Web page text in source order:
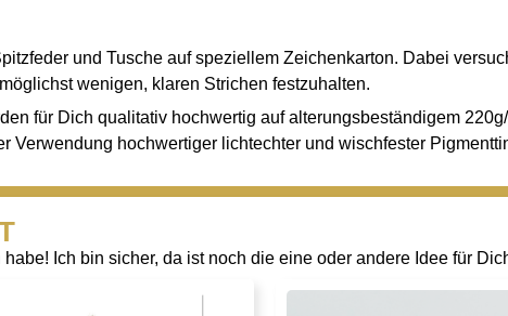
und Tusche auf speziellem Zeichenkarton. Dabei
wenigen, klaren Strichen festzuhalten.
für Dich qualitativ hochwertig auf alterungsbeständigem
Verwendung hochwertiger lichtechter und wischfester
Ich bin sicher, da ist noch die eine oder andere Idee für